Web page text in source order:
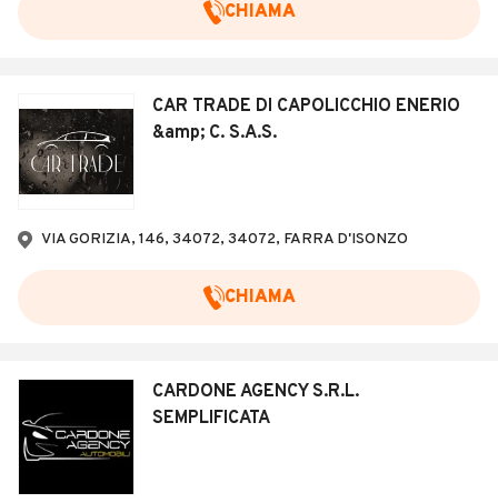
CHIAMA
CAR TRADE DI CAPOLICCHIO ENERIO
&amp; C. S.A.S.
VIA GORIZIA, 146, 34072, 34072, FARRA D'ISONZO
CHIAMA
CARDONE AGENCY S.R.L.
SEMPLIFICATA